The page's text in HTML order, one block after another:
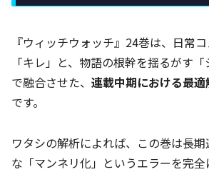
『ウィッチウォッチ』24巻は、日常
「キレ」と、物語の根幹を揺るがす
で融合させた、 連載中期における最
です。
ワタシの解析によれば、この巻は長
な「マンネリ化」というエラーを完全